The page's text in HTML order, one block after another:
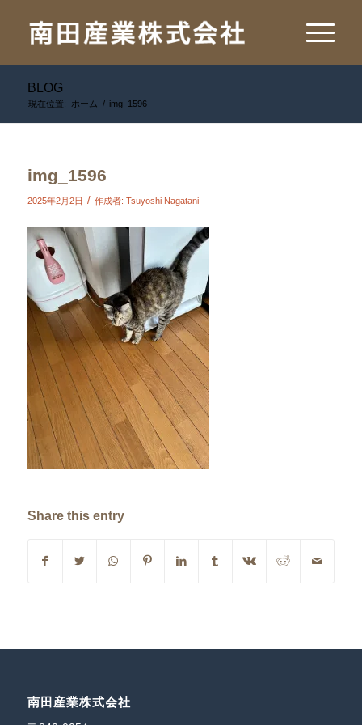
BLOG
現在位置: ホーム / img_1596
img_1596
2025年2月2日 / 作成者: Tsuyoshi Nagatani
Share this entry
南田産業株式会社